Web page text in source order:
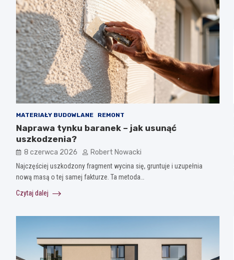
MATERIAŁY BUDOWLANE REMONT
Naprawa tynku baranek – jak usunąć
uszkodzenia?
8 czerwca 2026 Robert Nowacki
Najczęściej uszkodzony fragment wycina się, gruntuje i uzupełnia
nową masą o tej samej fakturze. Ta metoda…
Czytaj dalej